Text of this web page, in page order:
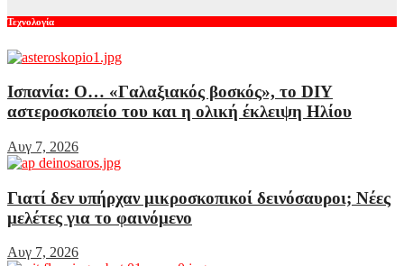
Τεχνολογία
Ισπανία: Ο… «Γαλαξιακός βοσκός», το DIY
αστεροσκοπείο του και η ολική έκλειψη Ηλίου
Αυγ 7, 2026
Γιατί δεν υπήρχαν μικροσκοπικοί δεινόσαυροι; Νέες
μελέτες για το φαινόμενο
Αυγ 7, 2026